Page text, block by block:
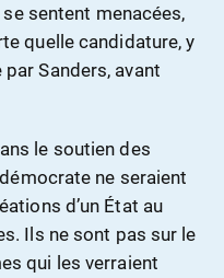
sentent menacées,
quelle candidature, y
Sanders, avant
le soutien des
ne seraient
d’un État au
Ils ne sont pas sur le
qui les verraient